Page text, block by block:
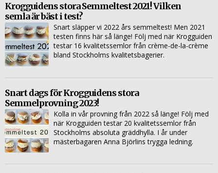
Krogguidens stora Semmeltest 2021! Vilken
semla är bäst i test?
Snart släpper vi 2022 års semmeltest! Men 2021
testen finns här så länge! Följ med när Krogguiden
testar 16 kvalitetssemlor från crème-de-la-crème
bland Stockholms kvalitetsbagerier.
Snart dags för Krogguidens stora
Semmelprovning 2023!
Kolla in vår provning från 2022 så länge! Följ med
när Krogguiden testar 20 kvalitetssemlor från
Stockholms absoluta gräddhylla. I år under
mästerbagaren Anna Björlins trygga ledning.